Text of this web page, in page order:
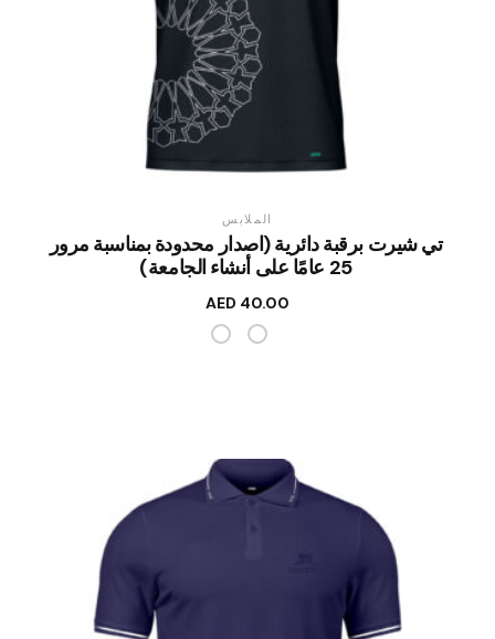
الملابس
تي شيرت برقبة دائرية (اصدار محدودة بمناسبة مرور
25 عامًا على أنشاء الجامعة)
AED 40.00